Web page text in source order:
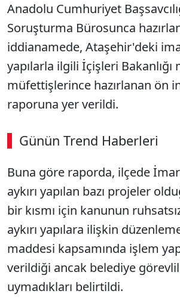
Anadolu Cumhuriyet
Soruşturma Bürosunca
iddianamede, Ataşehir'deki
yapılarla ilgili İçişleri Bakanlığı
müfettişlerince hazırlanan ön
raporuna yer verildi.
Günün Trend Haberleri
Buna göre raporda, ilçede
aykırı yapılan bazı projeler
bir kısmı için kanunun
aykırı yapılara ilişkin
maddesi kapsamında işlem
verildiği ancak belediye
uymadıkları belirtildi.